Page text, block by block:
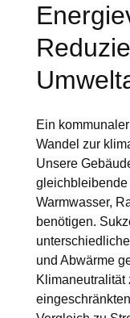
Ein
Wandel zur
Unsere
Warmwasser,
benötigen.
und Abwärme
Klimaneutralität